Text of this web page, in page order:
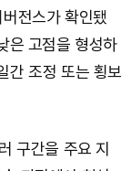
전스가 확인됐
은 고점을 형성하
간 조정 또는 횡보
구간을 주요 지